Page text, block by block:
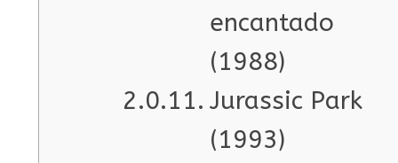
encantado
(1988)
Jurassic Park
(1993)